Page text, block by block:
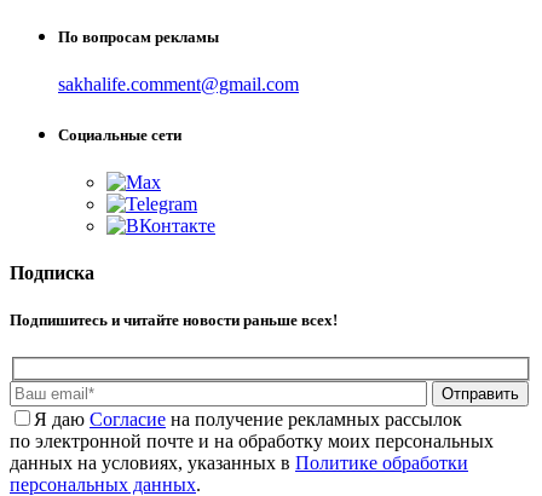
По вопросам рекламы
sakhalife.comment@gmail.com
Социальные сети
Подписка
Подпишитесь и читайте новости раньше всех!
Отправить
Я даю Cогласие на получение рекламных рассылок
по электронной почте и на обработку моих персональных
данных на условиях, указанных в Политике обработки
персональных данных.